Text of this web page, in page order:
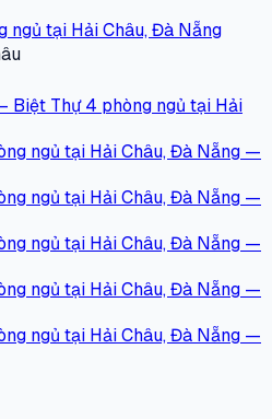
ngủ tại Hải Châu, Đà Nẵng